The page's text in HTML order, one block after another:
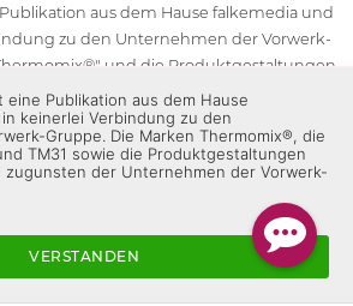
aus dem Hause falkemedia und
zu den Unternehmen der Vorwerk-
und die Produktgestaltungen
eingetragene Marken der Unternehmen
Marken Thermomix®, die Zeichen TM5®,
die Produktgestaltungen des Thermomix®
Unternehmen der Vorwerk-Gruppe
Rezeptangaben in "ZauberTopf" ist
eine Publikation aus dem Hause
keinerlei Verbindung zu den
Gruppe. Die Marken Thermomix®, die
TM31 sowie die Produktgestaltungen
zugunsten der Unternehmen der Vorwerk-
VERSTANDEN